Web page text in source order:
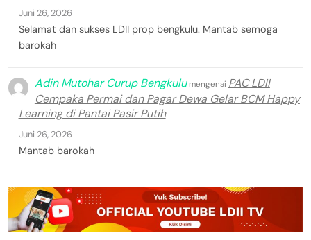
Juni 26, 2026
Selamat dan sukses LDII prop bengkulu. Mantab semoga
barokah
Adin Mutohar Curup Bengkulumengenai PAC LDII
Cempaka Permai dan Pagar Dewa Gelar BCM Happy
Learning di Pantai Pasir Putih
Juni 26, 2026
Mantab barokah